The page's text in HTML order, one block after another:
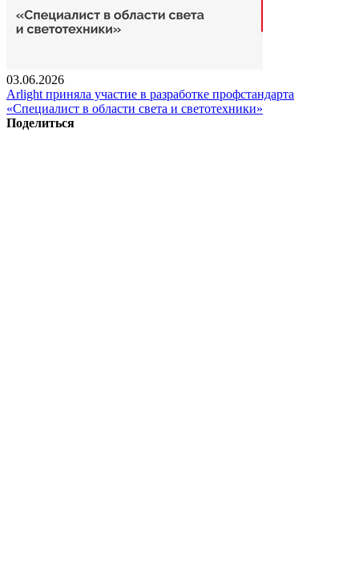
03.06.2026
Arlight приняла участие в разработке профстандарта
«Специалист в области света и светотехники»
Поделиться